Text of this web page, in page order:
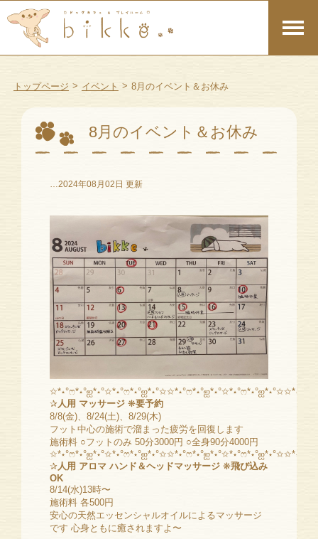
トップページ > イベント > 8月のイベント＆お休み
8月のイベント＆お休み
…2024年08月02日 更新
✰人用 マッサージ❋要予約
8/8(金)、8/24(土)、8/29(木)
フット中心の施術で溜まった疲労を回復します
施術料 ○フットのみ 50分3000円 ○全身90分4000円
✰人用 アロマ ハンド＆ヘッドマッサージ❋飛び込み
OK
8/14(水)13時〜
施術料 各500円
安心の天然エッセンシャルオイルによるマッサージ
です 心身ともに癒されますよ〜